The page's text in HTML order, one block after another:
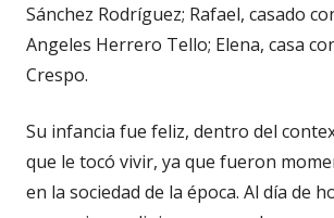
Sánchez Rodríguez; Rafael, casado
Angeles Herrero Tello; Elena, casa
Crespo.
Su infancia fue feliz, dentro del
que le tocó vivir, ya que fueron
en la sociedad de la época. Al día de